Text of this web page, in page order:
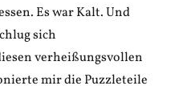
Es war Kalt. Und
sich
verheißungsvollen
mir die Puzzleteile